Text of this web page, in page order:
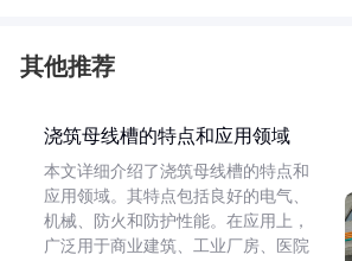
其他推荐
浇筑母线槽的特点和应用领域
本文详细介绍了浇筑母线槽的特点和
应用领域。其特点包括良好的电气、
机械、防火和防护性能。在应用上，
广泛用于商业建筑、工业厂房、医院